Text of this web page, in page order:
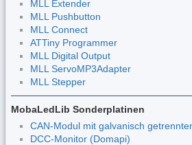
MLL Extender
MLL Pushbutton
MLL Connect
ATTiny Programmer
MLL Digital Output
MLL ServoMP3Adapter
MLL Stepper
MobaLedLib Sonderplatinen
CAN-Modul mit galvanisch
DCC-Monitor (Domapi)